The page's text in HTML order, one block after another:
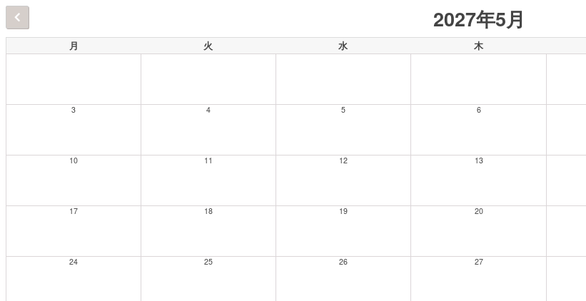
2027年5月
月 火 水 木
3 4 5 6
10 11 12 13
17 18 19 20
24 25 26 27